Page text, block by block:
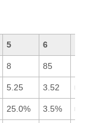
5 6
8 85
5.25 3.52
25.0% 3.5%